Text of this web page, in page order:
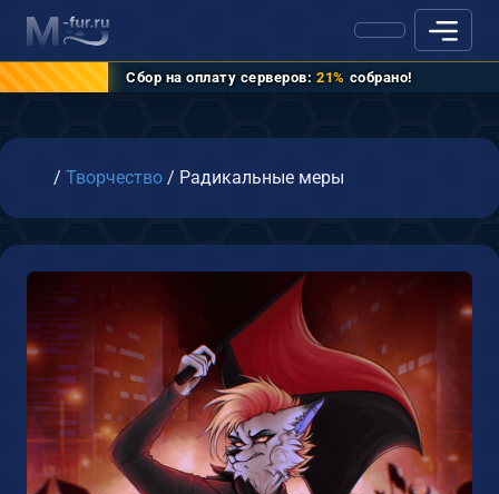
Сбор на оплату серверов: 21% собрано!
Главная
/ Творчество / Радикальные меры